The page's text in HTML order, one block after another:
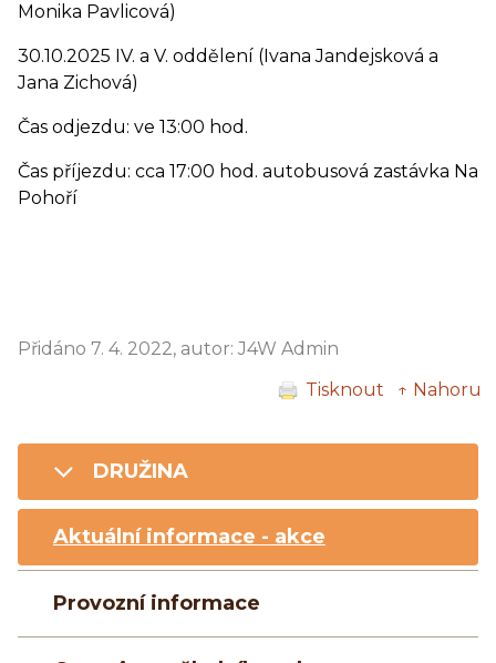
Monika Pavlicová)
30.10.2025 IV. a V. oddělení (Ivana Jandejsková a
Jana Zichová)
Čas odjezdu: ve 13:00 hod.
Čas příjezdu: cca 17:00 hod. autobusová zastávka Na
Pohoří
Přidáno 7. 4. 2022, autor: J4W Admin
Tisknout
↑ Nahoru
DRUŽINA
Aktuální informace - akce
Provozní informace